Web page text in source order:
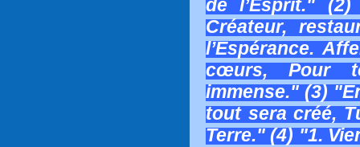
de l’Esprit."
Créateur,
l’Espérance.
cœurs, Pour
immense." (3)
tout sera créé,
Terre." (4) "1.